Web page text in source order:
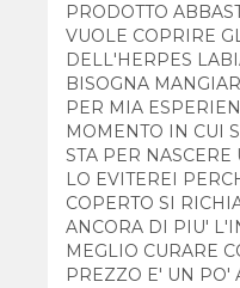
PRODOTTO
VUOLE COPRIRE
DELL'HERPES
BISOGNA
PER MIA
MOMENTO IN CUI
STA PER NASCERE
LO EVITEREI
COPERTO SI
ANCORA DI PIU'
MEGLIO CURARE
PREZZO E' UN PO'